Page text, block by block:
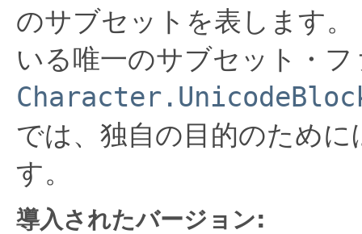
のサブセットを表します。
いる唯一のサブセット・
では、独自の目的のため
す。
導入されたバージョン: